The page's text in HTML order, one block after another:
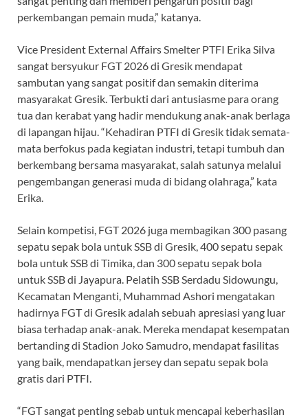
perkembangan pemain muda,” katanya.
Vice President External Affairs Smelter PTFI Erika Silva
sangat bersyukur FGT 2026 di Gresik mendapat
sambutan yang sangat positif dan semakin diterima
masyarakat Gresik. Terbukti dari antusiasme para orang
tua dan kerabat yang hadir mendukung anak-anak berlaga
di lapangan hijau. “Kehadiran PTFI di Gresik tidak semata-
mata berfokus pada kegiatan industri, tetapi tumbuh dan
berkembang bersama masyarakat, salah satunya melalui
pengembangan generasi muda di bidang olahraga,” kata
Erika.
Selain kompetisi, FGT 2026 juga membagikan 300 pasang
sepatu sepak bola untuk SSB di Gresik, 400 sepatu sepak
bola untuk SSB di Timika, dan 300 sepatu sepak bola
untuk SSB di Jayapura. Pelatih SSB Serdadu Sidowungu,
Kecamatan Menganti, Muhammad Ashori mengatakan
hadirnya FGT di Gresik adalah sebuah apresiasi yang luar
biasa terhadap anak-anak. Mereka mendapat kesempatan
bertanding di Stadion Joko Samudro, mendapat fasilitas
yang baik, mendapatkan jersey dan sepatu sepak bola
gratis dari PTFI.
“FGT sangat penting sebab untuk mencapai keberhasilan